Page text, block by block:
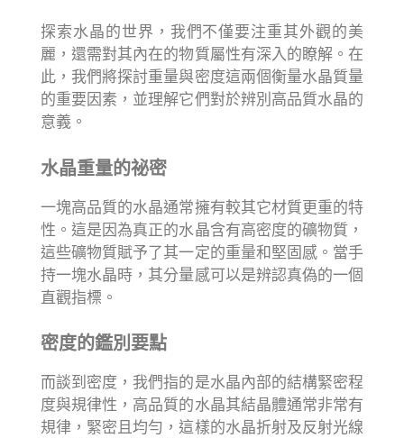
探索水晶的世界，我們不僅要注重其外觀的美
麗，還需對其內在的物質屬性有深入的瞭解。在
此，我們將探討重量與密度這兩個衡量水晶質量
的重要因素，並理解它們對於辨別高品質水晶的
意義。
水晶重量的祕密
一塊高品質的水晶通常擁有較其它材質更重的特
性。這是因為真正的水晶含有高密度的礦物質，
這些礦物質賦予了其一定的重量和堅固感。當手
持一塊水晶時，其分量感可以是辨認真偽的一個
直觀指標。
密度的鑑別要點
而談到密度，我們指的是水晶內部的結構緊密程
度與規律性，高品質的水晶其結晶體通常非常有
規律，緊密且均勻，這樣的水晶折射及反射光線